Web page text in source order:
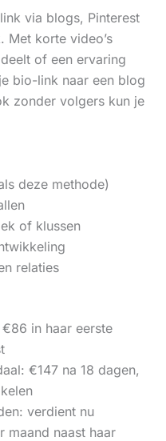
via blogs, Pinterest
Met korte video’s
of een ervaring
bio-link naar een blog
zonder volgers kun je
deze methode)
of klussen
relaties
in haar eerste
€147 na 18 dagen,
verdient nu
maand naast haar